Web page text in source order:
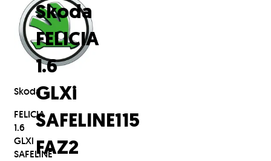
Skoda
FELICIA
1.6
GLXi
SAFELINE
Skoda
FELICIA
1.6
GLXi
SAFELINE115
FAZ2